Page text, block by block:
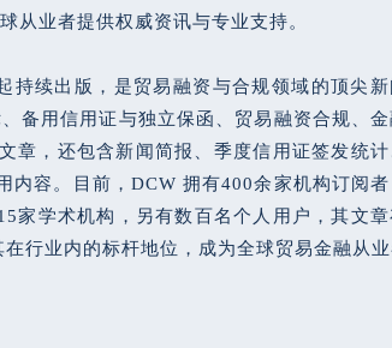
从业者提供权威资讯与专业支持。
持续出版，是贸易融资与合规领域的顶尖
备用信用证与独立保函、贸易融资合规、金
章，还包含新闻简报、季度信用证签发统计
内容。目前，DCW 拥有400余家机构订阅
家学术机构，另有数百名个人用户，其文章
行业内的标杆地位，成为全球贸易金融从